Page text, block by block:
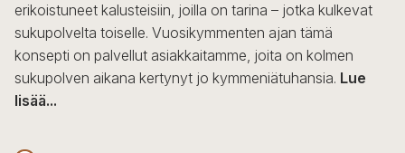
erikoistuneet kalusteisiin, joilla on tarina – jotka kulkevat
sukupolvelta toiselle. Vuosikymmenten ajan tämä
konsepti on palvellut asiakkaitamme, joita on kolmen
sukupolven aikana kertynyt jo kymmeniätuhansia. Lue
lisää...